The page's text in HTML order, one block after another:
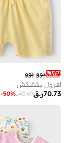
بوو بوو
افرول بكشكش
ر.ق70.73
140.69
-50%